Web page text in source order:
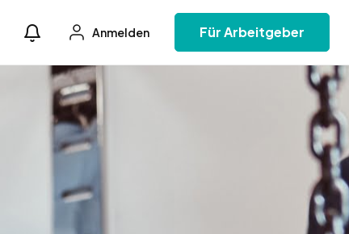
Anmelden Für Arbeitgeber